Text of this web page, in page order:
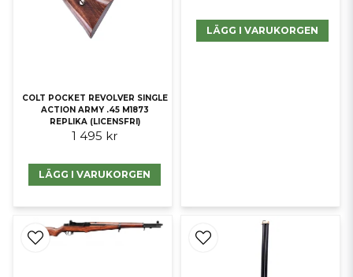
COLT POCKET REVOLVER SINGLE
ACTION ARMY .45 M1873
REPLIKA (LICENSFRI)
1 495 kr
LÄGG I VARUKORGEN
LÄGG I VARUKORGEN